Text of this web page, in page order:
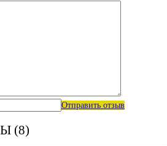
Отправить отзыв
(8)